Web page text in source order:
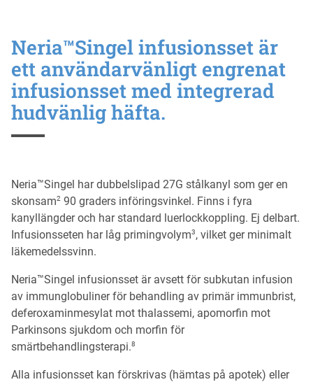
Neria™Singel infusionsset är
ett användarvänligt engrenat
infusionsset med integrerad
hudvänlig häfta.
Neria™Singel har dubbelslipad 27G stålkanyl som ger en
skonsam2 90 graders införingsvinkel. Finns i fyra
kanyllängder och har standard luerlockkoppling. Ej delbart.
Infusionsseten har låg primingvolym3, vilket ger minimalt
läkemedelssvinn.
Neria™Singel infusionsset är avsett för subkutan infusion
av immunglobuliner för behandling av primär immunbrist,
deferoxaminmesylat mot thalassemi, apomorfin mot
Parkinsons sjukdom och morfin för
smärtbehandlingsterapi.8
Alla infusionsset kan förskrivas (hämtas på apotek) eller